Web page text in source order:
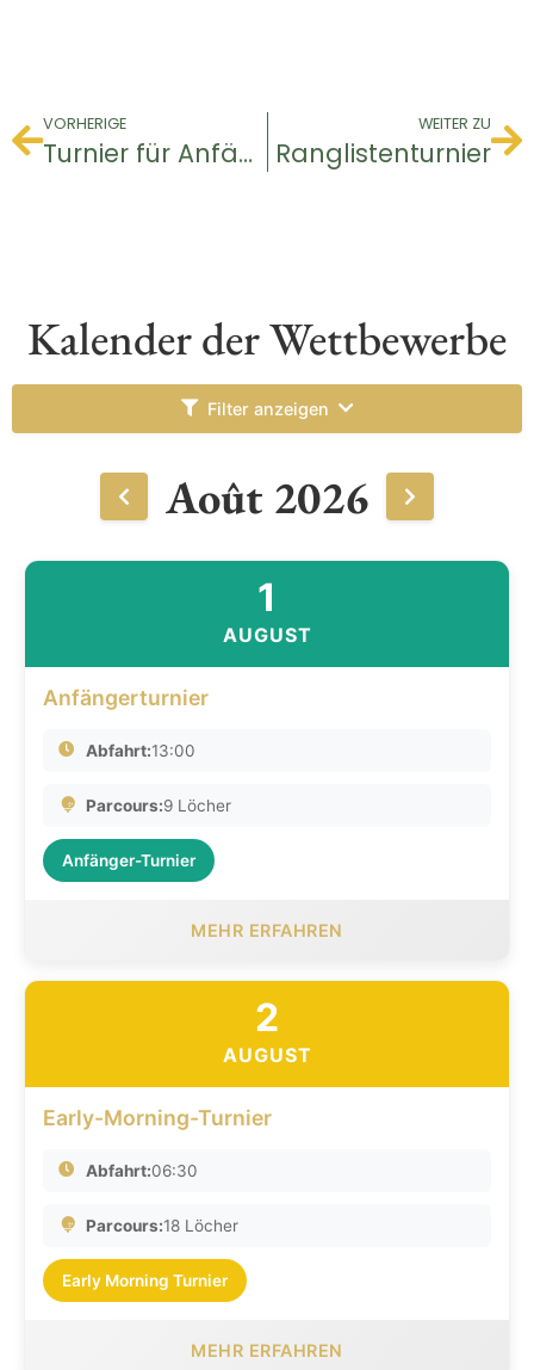
VORHERIGE
Turnier für Anfänger
WEITER ZU
Ranglistenturnier
Kalender der Wettbewerbe
Filter anzeigen
Août 2026
1
AUGUST
Anfängerturnier
Abfahrt:13:00
Parcours:9 Löcher
Anfänger-Turnier
MEHR ERFAHREN
2
AUGUST
Early-Morning-Turnier
Abfahrt:06:30
Parcours:18 Löcher
Early Morning Turnier
MEHR ERFAHREN